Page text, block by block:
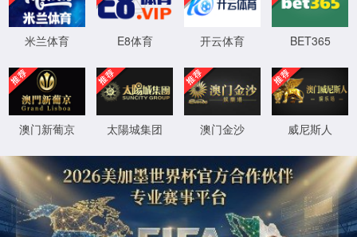
抱歉，您撞到了不存在的页面...
最有可能的原因是：
您输入的网址可能不正确
链接可能已过期
XML 地图